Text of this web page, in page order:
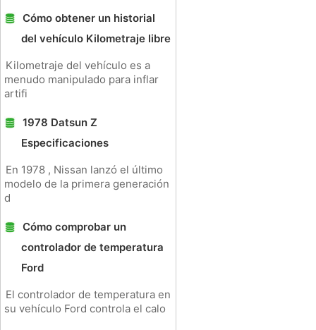
Cómo obtener un historial
del vehículo Kilometraje libre
Kilometraje del vehículo es a
menudo manipulado para inflar
artifi
1978 Datsun Z
Especificaciones
En 1978 , Nissan lanzó el último
modelo de la primera generación
d
Cómo comprobar un
controlador de temperatura
Ford
El controlador de temperatura en
su vehículo Ford controla el calo